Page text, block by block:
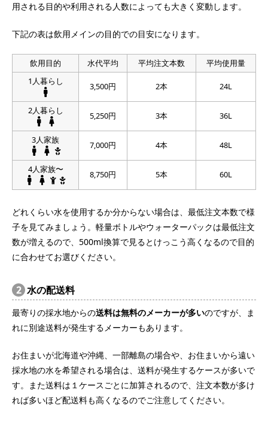
用される目的や利用される人数によっても大きく変動します。
下記の表は飲用メインの目的での目安になります。
飲用目的 水代平均 平均注文本数
平均使用量
1人暮らし
3,500円 2本 24L
2人暮らし 5,250円 3本 36L
3人家族 7,000円 4本 48L
4人家族〜 8,750円 5本 60L
どれくらい水を使用するか分からない場合は、最低注文本数で様
子を見てみましょう。軽量ボトルやウォーターパックは最低注文
数が増えるので、500ml換算で見るとけっこう高くなるので目的
に合わせてお選びください。
2 水の配送料
最寄りの採水地からの送料は無料のメーカーが多いのですが、ま
れに別途送料が発生するメーカーもあります。
お住まいが北海道や沖縄、一部離島の場合や、お住まいから遠い
採水地の水を希望される場合は、送料が発生するケースが多いで
す。また送料は１ケースごとに加算されるので、注文本数が多け
れば多いほど配送料も高くなるのでご注意してください。